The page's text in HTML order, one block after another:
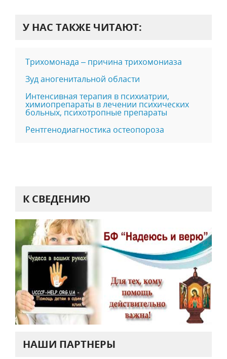
У НАС ТАКЖЕ ЧИТАЮТ:
Трихомонада – причина трихомониаза
Зуд аногенитальной области
Интенсивная терапия в психиатрии,
химиопрепараты в лечении психических
больных, психотропные препараты
Рентгенодиагностика остеопороза
К СВЕДЕНИЮ
НАШИ ПАРТНЕРЫ